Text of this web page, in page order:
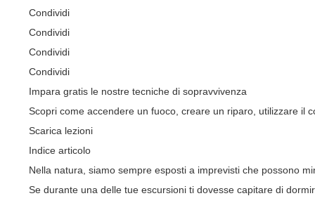
Condividi
Condividi
Condividi
Condividi
Impara gratis le nostre tecniche di sopravvivenza
Scopri come accendere un fuoco, creare un riparo, utilizzare il
Scarica lezioni
Indice articolo
Nella natura, siamo sempre esposti a imprevisti che possono
Se durante una delle tue escursioni ti dovesse capitare di